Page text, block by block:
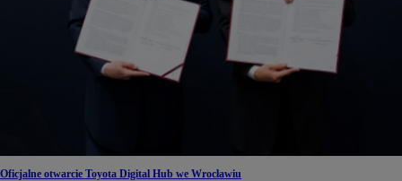
Oficjalne otwarcie Toyota Digital Hub we Wrocławiu